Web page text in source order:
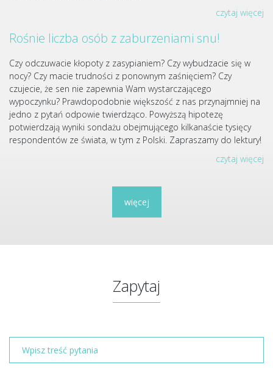
czytaj więcej
Rośnie liczba osób z zaburzeniami snu!
Czy odczuwacie kłopoty z zasypianiem? Czy wybudzacie się w
nocy? Czy macie trudności z ponownym zaśnięciem? Czy
czujecie, że sen nie zapewnia Wam wystarczającego
wypoczynku? Prawdopodobnie większość z nas przynajmniej na
jedno z pytań odpowie twierdząco. Powyższą hipotezę
potwierdzają wyniki sondażu obejmującego kilkanaście tysięcy
respondentów ze świata, w tym z Polski. Zapraszamy do lektury!
czytaj więcej
więcej
Zapytaj